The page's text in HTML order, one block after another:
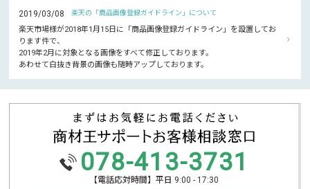
2019/03/08 楽天の「商品画像登録ガイドライン」について
楽天市場様が2018年1月15日に「商品画像登録ガイドライン」を設置してお
ります件で、
2019年2月に対象となる画像をすべて修正しております。
あわせて白抜き背景の画像も随時アップしております。
078-413-3731
【電話応対時間】平日 9:00 - 17:30